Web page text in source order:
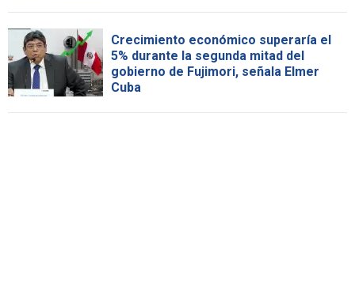
Crecimiento económico superaría el
5% durante la segunda mitad del
gobierno de Fujimori, señala Elmer
Cuba